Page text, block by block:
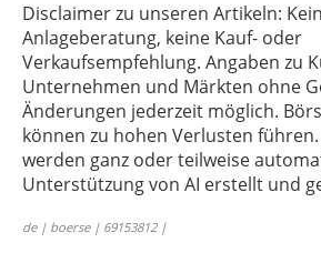
Disclaimer zu unseren Artikeln:
Anlageberatung, keine Kauf- oder
Verkaufsempfehlung. Angaben zu
Unternehmen und Märkten ohne
Änderungen jederzeit möglich.
können zu hohen Verlusten
werden ganz oder teilweise
Unterstützung von AI erstellt und
de | boerse | 69153812 |